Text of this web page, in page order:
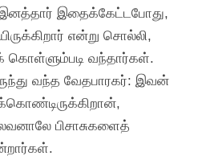
இதைக்கேட்டபோது,
என்று சொல்லி,
கொள்ளும்படி வந்தார்கள்.
வந்த வேதபாரகர்: இவன்
பிசாசுகளைத்